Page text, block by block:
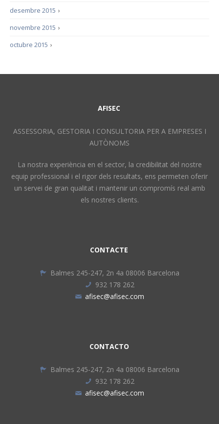
›
desembre 2015
›
novembre 2015
›
octubre 2015
AFISEC
ASSESSORIA, GESTORIA I CONSULTORIA PER A EMPRESES I
AUTÒNOMS
La nostra experiència en el sector, la credibilitat del nostre
equip professional i el rigor dels resultats, ens permeten oferir
un servei de gran qualitat i mantenir un compromís real amb
els nostres clients.
CONTACTE
Balmes 245-247, 2n 4a 08006 Barcelona
932 178 262
afisec@afisec.com
CONTACTO
Balmes 245-247, 2n 4a 08006 Barcelona
932 178 262
afisec@afisec.com